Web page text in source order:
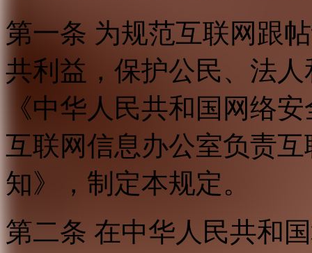
第一条 为规范互联网跟
共利益，保护公民、法
《中华人民共和国网络
互联网信息办公室负责
知》，制定本规定。
第二条 在中华人民共和